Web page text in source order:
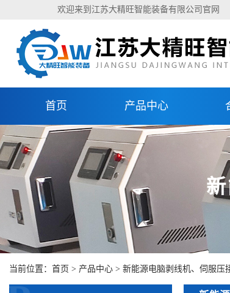
欢迎来到江苏大精旺智能装备有限公司官网
首页 产品中心
当前位置： 首页 > 产品中心 > 新能源电脑剥线机、伺服压